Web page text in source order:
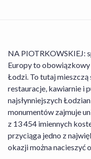
NA PIOTRKOWSKIEJ:
Europy to
Łodzi. To tutaj mieszczą
restauracje, kawiarnie i
najsłynniejszych
monumentów zajmuje
z 13 454 imiennych
przyciąga jedno z
okazji można nacieszyć